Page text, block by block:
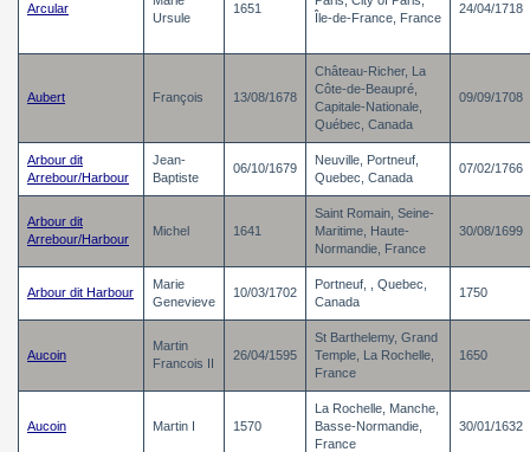
Arcular
Ursule
1651
Île-de-France, France
24/04/1718
Aubert François 13/08/1678
Château-Richer, La
Côte-de-Beaupré,
Capitale-Nationale,
Québec, Canada
09/09/1708
Arbour dit
Arrebour/Harbour
Jean-
Baptiste
06/10/1679
Neuville, Portneuf,
Quebec, Canada
07/02/1766
Arbour dit
Arrebour/Harbour
Michel 1641
Saint Romain, Seine-
Maritime, Haute-
Normandie, France
30/08/1699
Arbour dit Harbour
Marie
Genevieve
10/03/1702
Portneuf, , Quebec,
Canada
1750
Aucoin
Martin
Francois II
26/04/1595
St Barthelemy, Grand
Temple, La Rochelle,
France
1650
Aucoin Martin I 1570
La Rochelle, Manche,
Basse-Normandie,
France
30/01/1632